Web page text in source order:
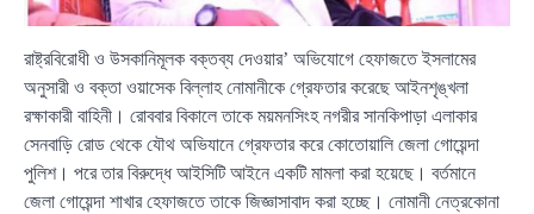
রাষ্ট্রবিরোধী ও উসকানিমূলক বক্তব্য দেওয়ার’ অভিযোগে হেফাজতে ইসলামের
অনুসারী ও বক্তা ওয়াসেক বিল্লাহ নোমানীকে গ্রেফতার করেছে আইনশৃঙ্খলা
রক্ষাকারী বাহিনী। রোববার বিকালে তাকে ময়মনসিংহ নগরীর সানকিপাড়া এলাকার
সেনবাড়ি রোড থেকে যৌথ অভিযানে গ্রেফতার করে কোতোয়ালি জেলা গোয়েন্দা
পুলিশ। পরে তার বিরুদ্ধে আইসিটি আইনে একটি মামলা করা হয়েছে। বর্তমানে
জেলা গোয়েন্দা শাখার হেফাজতে তাকে জিজ্ঞাসাবাদ করা হচ্ছে। নোমানী নেত্রকোনা